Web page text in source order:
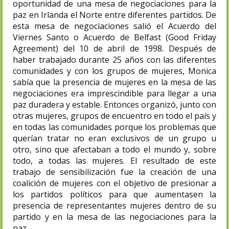
oportunidad de una mesa de negociaciones para la
paz en Irlanda el Norte entre diferentes partidos. De
esta mesa de negociaciones salió el Acuerdo del
Viernes Santo o Acuerdo de Belfast (Good Friday
Agreement) del 10 de abril de 1998. Después de
haber trabajado durante 25 años con las diferentes
comunidades y con los grupos de mujeres, Monica
sabía que la presencia de mujeres en la mesa de las
negociaciones era imprescindible para llegar a una
paz duradera y estable. Entonces organizó, junto con
otras mujeres, grupos de encuentro en todo el país y
en todas las comunidades porque los problemas que
querían tratar no eran exclusivos de un grupo u
otro, sino que afectaban a todo el mundo y, sobre
todo, a todas las mujeres. El resultado de este
trabajo de sensibilización fue la creación de una
coalición de mujeres con el objetivo de presionar a
los partidos políticos para que aumentasen la
presencia de representantes mujeres dentro de su
partido y en la mesa de las negociaciones para la